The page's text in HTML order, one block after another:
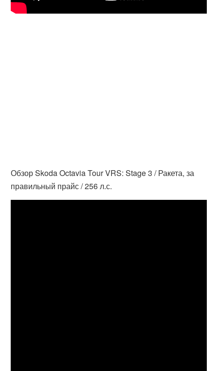
Обзор Skoda Octavia Tour VRS: Stage 3 / Ракета, за
правильный прайс / 256 л.с.